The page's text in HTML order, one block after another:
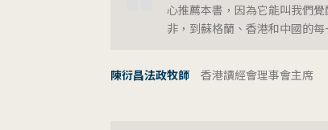
心推薦本書，因為它能叫我們
非，到蘇格蘭、香港和中國的
陳衍昌法政牧師 香港讀經會理事會主席